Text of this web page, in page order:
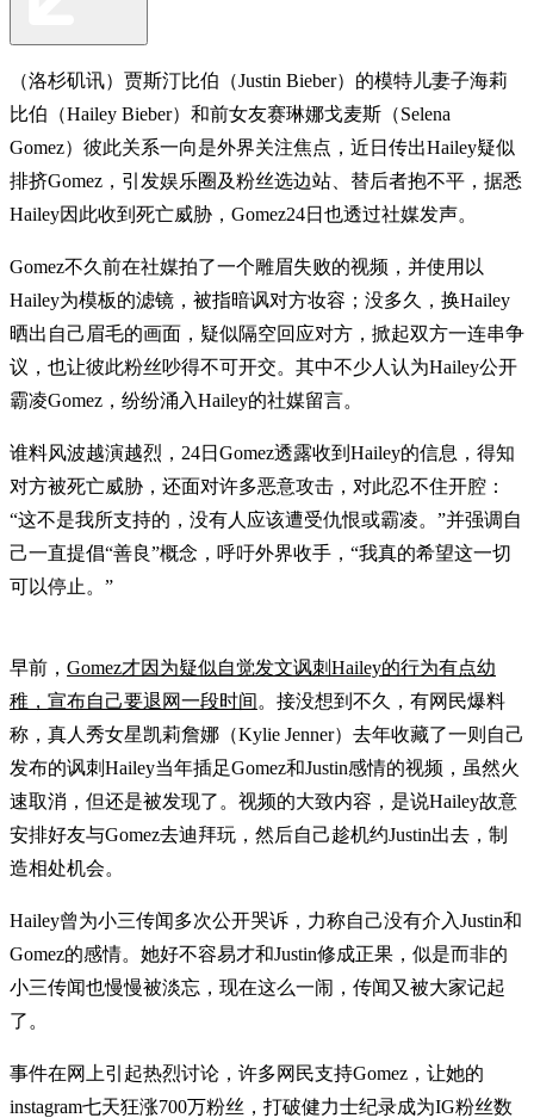
（洛杉矶讯）贾斯汀比伯（Justin Bieber）的模特儿妻子海莉
比伯（Hailey Bieber）和前女友赛琳娜戈麦斯（Selena
Gomez）彼此关系一向是外界关注焦点，近日传出Hailey疑似
排挤Gomez，引发娱乐圈及粉丝选边站、替后者抱不平，据悉
Hailey因此收到死亡威胁，Gomez24日也透过社媒发声。
Gomez不久前在社媒拍了一个雕眉失败的视频，并使用以
Hailey为模板的滤镜，被指暗讽对方妆容；没多久，换Hailey
晒出自己眉毛的画面，疑似隔空回应对方，掀起双方一连串争
议，也让彼此粉丝吵得不可开交。其中不少人认为Hailey公开
霸凌Gomez，纷纷涌入Hailey的社媒留言。
谁料风波越演越烈，24日Gomez透露收到Hailey的信息，得知
对方被死亡威胁，还面对许多恶意攻击，对此忍不住开腔：
“这不是我所支持的，没有人应该遭受仇恨或霸凌。”并强调自
己一直提倡“善良”概念，呼吁外界收手，“我真的希望这一切
可以停止。”
早前， Gomez才因为疑似自觉发文讽刺Hailey的行为有点幼
稚，宣布自己要退网一段时间 。接没想到不久，有网民爆料
称，真人秀女星凯莉詹娜（Kylie Jenner）去年收藏了一则自己
发布的讽刺Hailey当年插足Gomez和Justin感情的视频，虽然火
速取消，但还是被发现了。视频的大致内容，是说Hailey故意
安排好友与Gomez去迪拜玩，然后自己趁机约Justin出去，制
造相处机会。
Hailey曾为小三传闻多次公开哭诉，力称自己没有介入Justin和
Gomez的感情。她好不容易才和Justin修成正果，似是而非的
小三传闻也慢慢被淡忘，现在这么一闹，传闻又被大家记起
了。
事件在网上引起热烈讨论，许多网民支持Gomez，让她的
instagram七天狂涨700万粉丝，打破健力士纪录成为IG粉丝数